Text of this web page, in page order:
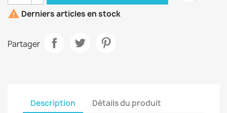
 Derniers articles en stock
Partager
Description Détails du produit